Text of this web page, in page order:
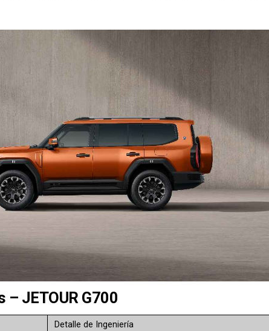
JETOUR G700
Detalle de Ingeniería